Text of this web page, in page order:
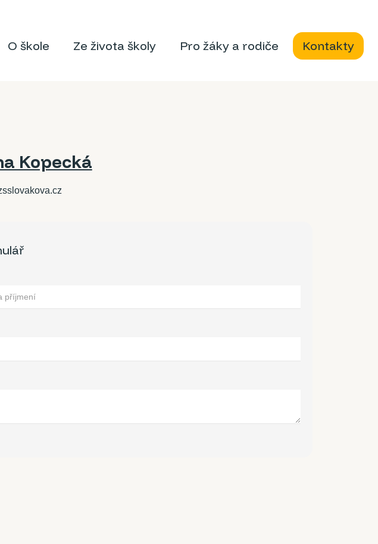
O škole Ze života školy Pro žáky a rodiče Kontakty
Kopecká